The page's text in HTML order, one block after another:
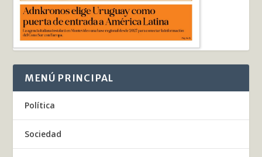
MENÚ PRINCIPAL
Política
Sociedad